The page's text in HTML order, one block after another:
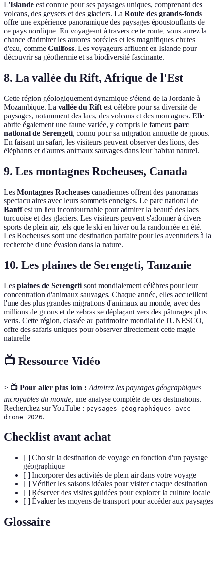
L'Islande est connue pour ses paysages uniques, comprenant des
volcans, des geysers et des glaciers. La Route des grands-fonds
offre une expérience panoramique des paysages époustouflants de
ce pays nordique. En voyageant à travers cette route, vous aurez la
chance d'admirer les aurores boréales et les magnifiques chutes
d'eau, comme Gullfoss. Les voyageurs affluent en Islande pour
découvrir sa géothermie et sa biodiversité fascinante.
8. La vallée du Rift, Afrique de l'Est
Cette région géologiquement dynamique s'étend de la Jordanie à
Mozambique. La vallée du Rift est célèbre pour sa diversité de
paysages, notamment des lacs, des volcans et des montagnes. Elle
abrite également une faune variée, y compris le fameux parc
national de Serengeti, connu pour sa migration annuelle de gnous.
En faisant un safari, les visiteurs peuvent observer des lions, des
éléphants et d'autres animaux sauvages dans leur habitat naturel.
9. Les montagnes Rocheuses, Canada
Les Montagnes Rocheuses canadiennes offrent des panoramas
spectaculaires avec leurs sommets enneigés. Le parc national de
Banffest un lieu incontournable pour admirer la beauté des lacs
turquoise et des glaciers. Les visiteurs peuvent s'adonner à divers
sports de plein air, tels que le ski en hiver ou la randonnée en été.
Les Rocheuses sont une destination parfaite pour les aventuriers à la
recherche d'une évasion dans la nature.
10. Les plaines de Serengeti, Tanzanie
Les plaines de Serengeti sont mondialement célèbres pour leur
concentration d'animaux sauvages. Chaque année, elles accueillent
l'une des plus grandes migrations d'animaux au monde, avec des
millions de gnous et de zebras se déplaçant vers des pâturages plus
verts. Cette région, classée au patrimoine mondial de l'UNESCO,
offre des safaris uniques pour observer directement cette magie
naturelle.
📺 Ressource Vidéo
> 📺 Pour aller plus loin : Admirez les paysages géographiques
incroyables du monde, une analyse complète de ces destinations.
Recherchez sur YouTube : paysages géographiques avec
drone 2026.
Checklist avant achat
[ ] Choisir la destination de voyage en fonction d'un paysage
géographique
[ ] Incorporer des activités de plein air dans votre voyage
[ ] Vérifier les saisons idéales pour visiter chaque destination
[ ] Réserver des visites guidées pour explorer la culture locale
[ ] Évaluer les moyens de transport pour accéder aux paysages
Glossaire